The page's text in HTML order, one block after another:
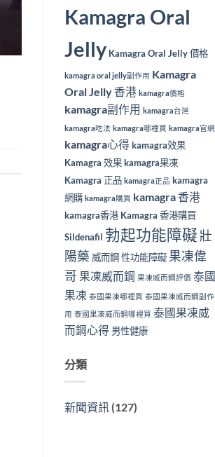
Kamagra Oral
Jelly Kamagra Oral Jelly 價格
kamagra oral jelly副作用 Kamagra
Oral Jelly 香港 kamagra價格
kamagra副作用
kamagra台灣
kamagra吃法 kamagra哪裡買 kamagra官網
kamagra心得 kamagra效果
Kamagra 效果 kamagra果凍
Kamagra 正品 kamagra正品 kamagra
網購 kamagra購買 kamagra 香港
kamagra香港 Kamagra 香港購買
Sildenafil 勃起功能障礙壯
陽藥 威而鋼 性功能障礙 果凍偉
哥 果凍威而鋼 果凍威而鋼評價 泰國
果凍 泰國果凍哪裡買 泰國果凍威而鋼副作
用 泰國果凍威而鋼哪裡買 泰國果凍威
而鋼心得 男性健康
分類
新聞資訊(127)